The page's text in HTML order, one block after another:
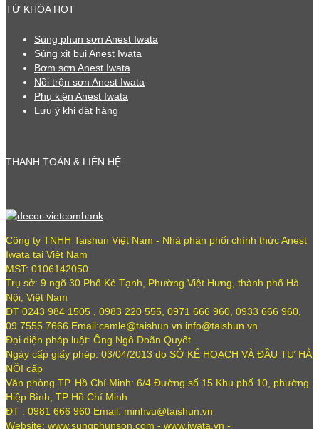
TỪ KHÓA HOT
Súng phun sơn Anest Iwata
Súng xịt bụi Anest Iwata
Bơm sơn Anest Iwata
Nồi trộn sơn Anest Iwata
Phụ kiện Anest Iwata
Lưu ý khi đặt hàng
THANH TOÁN & LIÊN HỆ
Công ty TNHH Taishun Việt Nam - Nhà phân phối chính thức Anest
Iwata tại Việt Nam
MST: 0106142050
Trụ sở: 9 ngõ 30 Phố Kẻ Tạnh, Phường Việt Hưng, thành phố Hà
Nội, Việt Nam
ĐT 0243 984 1505 , 0983 220 555, 0971 666 960, 0933 666 960,
09 7555 7666 Email:camle@taishun.vn info@taishun.vn
Đại diện pháp luật: Ông Ngô Doãn Quyết
Ngày cấp giấy phép: 03/04/2013 do SỞ KẾ HOẠCH VÀ ĐẦU TƯ HÀ
NỘI cấp
Văn phòng TP. Hồ Chí Minh: 6/4 Đường số 15 Khu phố 10, phường
Hiệp Bình, TP Hồ Chí Minh
ĐT : 0981 666 960 Email: minhvu@taishun.vn
Website: www.sungphunson.com - www.iwata.vn -